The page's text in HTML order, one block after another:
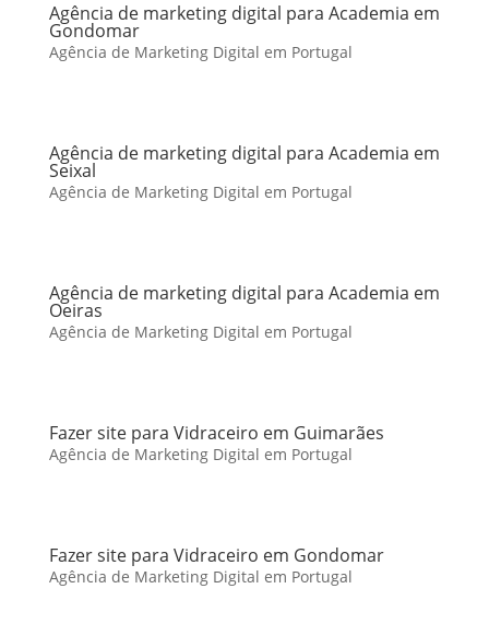
Agência de marketing digital para Academia em
Gondomar
Agência de Marketing Digital em Portugal
Agência de marketing digital para Academia em
Seixal
Agência de Marketing Digital em Portugal
Agência de marketing digital para Academia em
Oeiras
Agência de Marketing Digital em Portugal
Fazer site para Vidraceiro em Guimarães
Agência de Marketing Digital em Portugal
Fazer site para Vidraceiro em Gondomar
Agência de Marketing Digital em Portugal